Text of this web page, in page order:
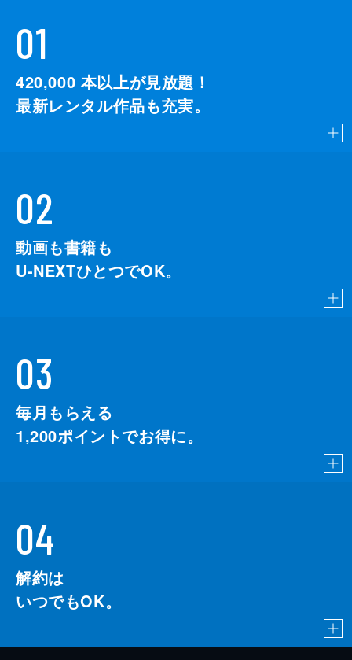
01
420,000 本以上が見放題！
最新レンタル作品も充実。
02
動画も書籍も
U-NEXTひとつでOK。
03
毎月もらえる
1,200ポイントでお得に。
04
解約は
いつでもOK。